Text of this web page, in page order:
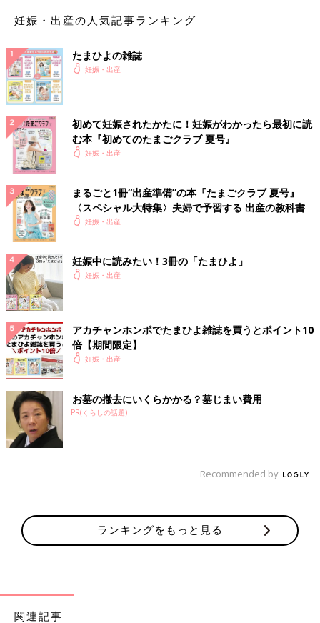
紅茶
約60mg
緑茶（玉露）
緑茶（前茶）
ウーロン茶
約40mg
詳細を見る
麦茶
参考：「日本食品標準成分表2015年版（七訂より）」
このチェックツールでは、妊娠中に口にする食材・食品・飲料の
気になりごとへの解説に加え、
時期別にチェックができます。
「まいにちのたまひよ」アプリをダウンロード
すると、食べ物・
妊娠・出産の人気記事ランキング
たまひよの雑誌
妊娠・出産
初めて妊娠されたかたに！妊娠がわかったら最初に読
む本『初めてのたまごクラブ 夏号』
妊娠・出産
まるごと1冊“出産準備”の本『たまごクラブ 夏号』
〈スペシャル大特集〉夫婦で予習する 出産の教科書
妊娠・出産
妊娠中に読みたい！3冊の「たまひよ」
妊娠・出産
アカチャンホンポでたまひよ雑誌を買うとポイント10
倍【期間限定】
妊娠・出産
お墓の撤去にいくらかかる？墓じまい費用
PR(くらしの話題)
Recommended by
ランキングをもっと見る
関連記事